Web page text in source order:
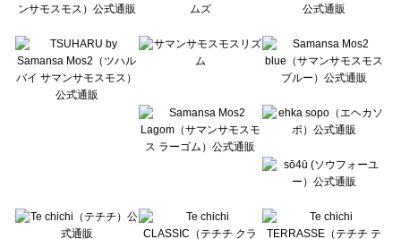
Te chichi CLASSIC（テチチ クラシック）の雑貨一覧
Lugnoncure（ルノンキュール）の雑貨一覧
BETTY'S BLUE（べティーズブルー）の雑貨一覧
Wpc.（ワールドパーティー）の雑貨一覧